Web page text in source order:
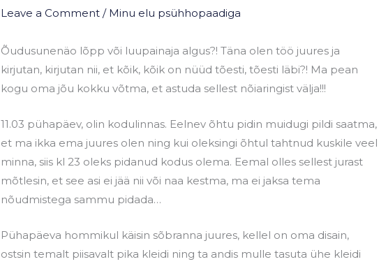
Leave a Comment / Minu elu psühhopaadiga
Õudusunenäo lõpp või luupainaja algus?! Täna olen töö juures ja
kirjutan, kirjutan nii, et kõik, kõik on nüüd tõesti, tõesti läbi?! Ma pean
kogu oma jõu kokku võtma, et astuda sellest nõiaringist välja!!!
11.03 pühapäev, olin kodulinnas. Eelnev õhtu pidin muidugi pildi saatma,
et ma ikka ema juures olen ning kui oleksingi õhtul tahtnud kuskile veel
minna, siis kl 23 oleks pidanud kodus olema. Eemal olles sellest jurast
mõtlesin, et see asi ei jää nii või naa kestma, ma ei jaksa tema
nõudmistega sammu pidada…
Pühapäeva hommikul käisin sõbranna juures, kellel on oma disain,
ostsin temalt piisavalt pika kleidi ning ta andis mulle tasuta ühe kleidi